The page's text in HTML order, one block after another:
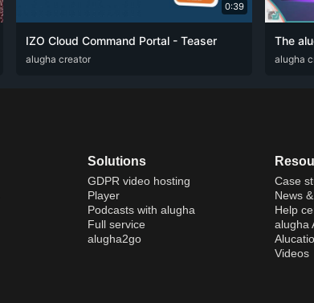
0:39
IZO Cloud Command Portal - Teaser
ARA ENG FRA
alugha creator ARA
alugha
Solutions
GDPR video hosting
Player
Podcasts with alugha
Full service
alugha2go
Case
News
Help
alugha
Videos